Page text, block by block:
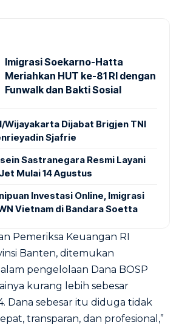
Imigrasi Soekarno-Hatta
Meriahkan HUT ke-81 RI dengan
Funwalk dan Bakti Sosial
Wijayakarta Dijabat Brigjen TNI
Sjafrie
Sastranegara Resmi Layani
Mulai 14 Agustus
Investasi Online, Imigrasi
Vietnam di Bandara Soetta
Pemeriksa Keuangan RI
Banten, ditemukan
pengelolaan Dana BOSP
kurang lebih sebesar
Dana sebesar itu diduga tidak
transparan, dan profesional,”